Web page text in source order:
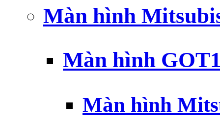
Màn hình
Màn hình
Màn hình